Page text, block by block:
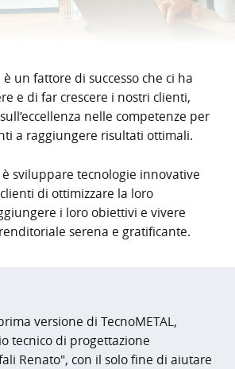
è un fattore di successo che ci ha
e di far crescere i nostri clienti,
nelle competenze per
a raggiungere risultati ottimali.
sviluppare tecnologie innovative
di ottimizzare la loro
i loro obiettivi e vivere
serena e gratificante.
versione di TecnoMETAL,
tecnico di progettazione
Renato", con il solo fine di aiutare